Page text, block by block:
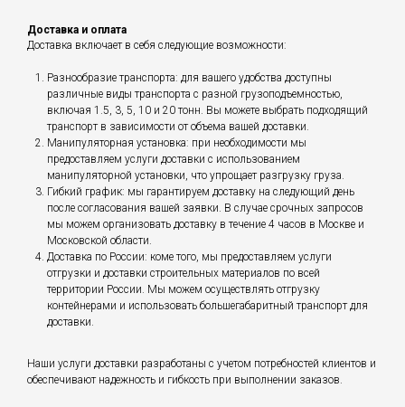
Доставка и оплата
Доставка включает в себя следующие возможности:
Разнообразие транспорта: для вашего удобства доступны
различные виды транспорта с разной грузоподъемностью,
включая 1.5, 3, 5, 10 и 20 тонн. Вы можете выбрать подходящий
транспорт в зависимости от объема вашей доставки.
Манипуляторная установка: при необходимости мы
предоставляем услуги доставки с использованием
манипуляторной установки, что упрощает разгрузку груза.
Гибкий график: мы гарантируем доставку на следующий день
после согласования вашей заявки. В случае срочных запросов
мы можем организовать доставку в течение 4 часов в Москве и
Московской области.
Доставка по России: коме того, мы предоставляем услуги
отгрузки и доставки строительных материалов по всей
территории России. Мы можем осуществлять отгрузку
контейнерами и использовать большегабаритный транспорт для
доставки.
Наши услуги доставки разработаны с учетом потребностей клиентов и
обеспечивают надежность и гибкость при выполнении заказов.